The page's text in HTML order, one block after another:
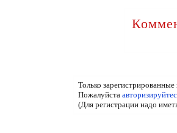
Только
Пожалуйста
(Для регистрации надо